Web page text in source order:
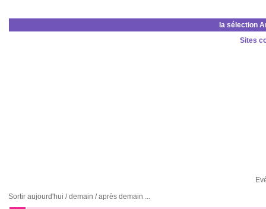
la sélection
Sites
Sortir aujourd'hui / demain / après demain ...